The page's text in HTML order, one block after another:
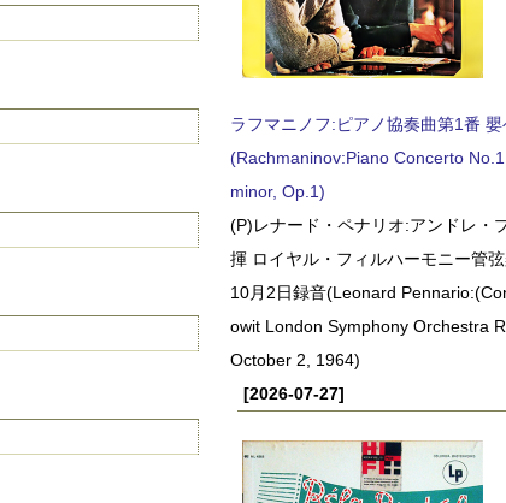
ラフマニノフ:ピアノ協奏曲第1番
(Rachmaninov:Piano Concerto
minor, Op.1)
(P)レナード・ペナリオ:アンドレ・
揮 ロイヤル・フィルハーモニー管
10月2日録音(Leonard
owit London Symphony Orchestra
October 2, 1964)
[2026-07-27]